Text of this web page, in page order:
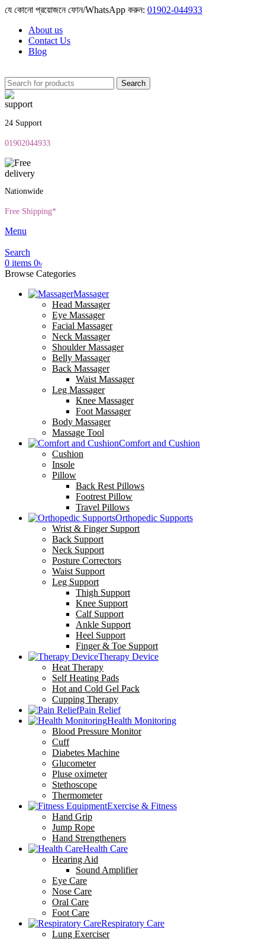
যে কোনো প্রয়োজনে ফোন/WhatsApp করুন: 01902-044933
About us
Contact Us
Blog
Search
24 Support
01902044933
Nationwide
Free Shipping*
Menu
Search
0 items 0৳
Browse Categories
Massager
Head Massager
Eye Massager
Facial Massager
Neck Massager
Shoulder Massager
Belly Massager
Back Massager
Waist Massager
Leg Massager
Knee Massager
Foot Massager
Body Massager
Massage Tool
Comfort and Cushion
Cushion
Insole
Pillow
Back Rest Pillows
Footrest Pillow
Travel Pillows
Orthopedic Supports
Wrist & Finger Support
Back Support
Neck Support
Posture Correctors
Waist Support
Leg Support
Thigh Support
Knee Support
Calf Support
Ankle Support
Heel Support
Finger & Toe Support
Therapy Device
Heat Therapy
Self Heating Pads
Hot and Cold Gel Pack
Cupping Therapy
Pain Relief
Health Monitoring
Blood Pressure Monitor
Cuff
Diabetes Machine
Glucometer
Pluse oximeter
Stethoscope
Thermometer
Exercise & Fitness
Hand Grip
Jump Rope
Hand Strengtheners
Health Care
Hearing Aid
Sound Amplifier
Eye Care
Nose Care
Oral Care
Foot Care
Respiratory Care
Lung Exerciser